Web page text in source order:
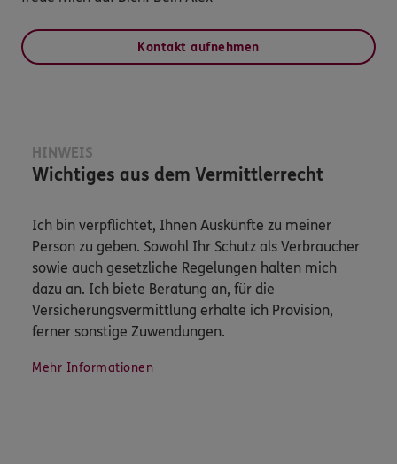
Kontakt aufnehmen
HINWEIS
Wichtiges aus dem Vermittlerrecht
Ich bin verpflichtet, Ihnen Auskünfte zu meiner
Person zu geben. Sowohl Ihr Schutz als Verbraucher
sowie auch gesetzliche Regelungen halten mich
dazu an. Ich biete Beratung an, für die
Versicherungsvermittlung erhalte ich Provision,
ferner sonstige Zuwendungen.
Mehr Informationen